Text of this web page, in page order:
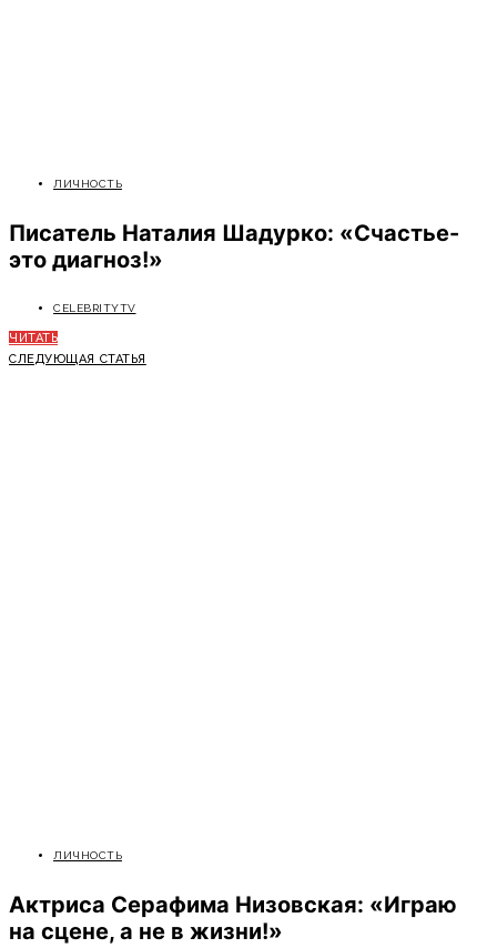
ЛИЧНОСТЬ
Писатель Наталия Шадурко: «Счастье-
это диагноз!»
CELEBRITYTV
ЧИТАТЬ
СЛЕДУЮЩАЯ СТАТЬЯ
ЛИЧНОСТЬ
Актриса Серафима Низовская: «Играю
на сцене, а не в жизни!»